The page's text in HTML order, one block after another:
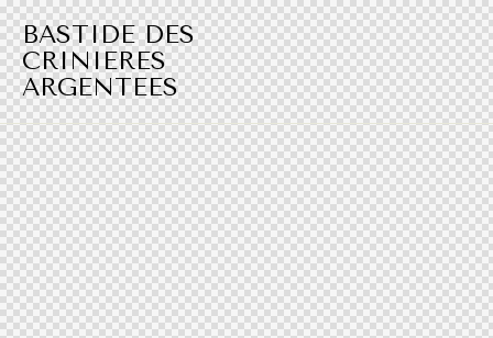
BASTIDE DES
CRINIERES
ARGENTEES​